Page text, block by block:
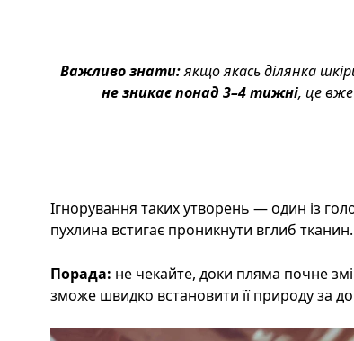
Важливо знати:якщо якась ділянка
не зникає понад 3–4 тижні, це
Ігнорування таких утворень — один із
пухлина встигає проникнути вглиб тканин.
Порада: не чекайте, доки пляма почне
зможе швидко встановити її природу за